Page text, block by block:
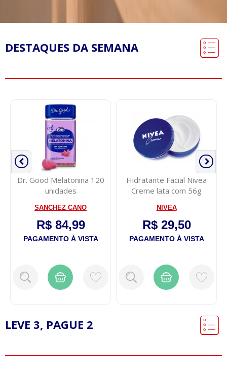
DESTAQUES DA SEMANA
Dr. Good Melatonina 120
unidades
SANCHEZ CANO
R$ 84,99
PAGAMENTO À VISTA
Hidratante Facial Nivea
Creme lata com 56g
NIVEA
R$ 29,50
PAGAMENTO À VISTA
LEVE 3, PAGUE 2